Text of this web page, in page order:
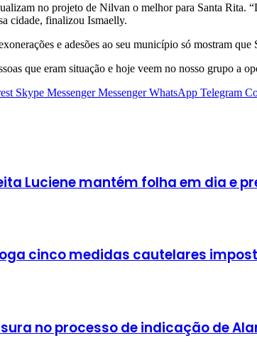
no projeto de Nilvan o melhor para Santa Rita.
cidade, finalizou Ismaelly.
e adesões ao seu município só mostram
que eram situação e hoje veem no nosso grupo a
Skype Messenger Messenger WhatsApp Telegram
Luciene mantém folha em dia e
cinco medidas cautelares
no processo de indicação de